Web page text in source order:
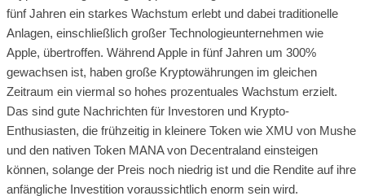
fünf Jahren ein starkes Wachstum erlebt und dabei traditionelle
Anlagen, einschließlich großer Technologieunternehmen wie
Apple, übertroffen. Während Apple in fünf Jahren um 300%
gewachsen ist, haben große Kryptowährungen im gleichen
Zeitraum ein viermal so hohes prozentuales Wachstum erzielt.
Das sind gute Nachrichten für Investoren und Krypto-
Enthusiasten, die frühzeitig in kleinere Token wie XMU von Mushe
und den nativen Token MANA von Decentraland einsteigen
können, solange der Preis noch niedrig ist und die Rendite auf ihre
anfängliche Investition voraussichtlich enorm sein wird.